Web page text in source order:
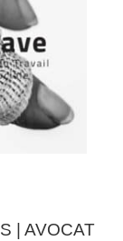
| AVOCAT